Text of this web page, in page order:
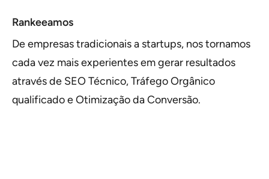
Rankeeamos
De empresas tradicionais a startups, nos tornamos
cada vez mais experientes em gerar resultados
através de SEO Técnico, Tráfego Orgânico
qualificado e Otimização da Conversão.